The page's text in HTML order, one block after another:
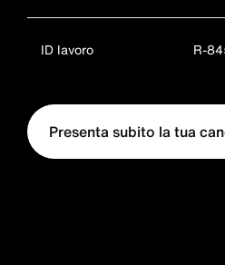
ID lavoro R-
Presenta subito la tua